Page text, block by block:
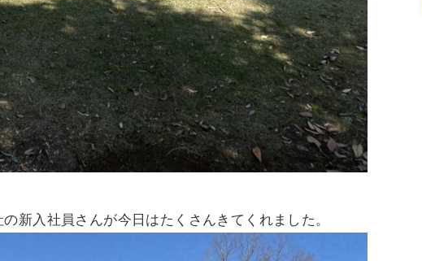
新入社員さんが今日はたくさんきてくれました。